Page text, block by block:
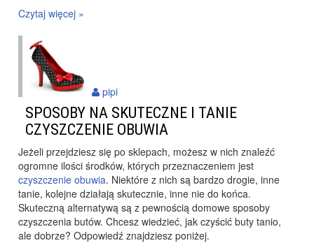
Czytaj więcej »
SPOSOBY NA SKUTECZNE I TANIE
CZYSZCZENIE OBUWIA
Jeżeli przejdziesz się po sklepach, możesz w nich znaleźć
ogromne ilości środków, których przeznaczeniem jest
czyszczenie obuwia. Niektóre z nich są bardzo drogie, inne
tanie, kolejne działają skutecznie, inne nie do końca.
Skuteczną alternatywą są z pewnością domowe sposoby
czyszczenia butów. Chcesz wiedzieć, jak czyścić buty tanio,
ale dobrze? Odpowiedź znajdziesz poniżej.
pipi